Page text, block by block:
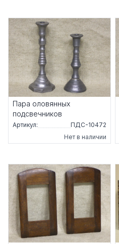
Пара оловянных
подсвечников
Артикул:
ПДС-10472
Нет в наличии